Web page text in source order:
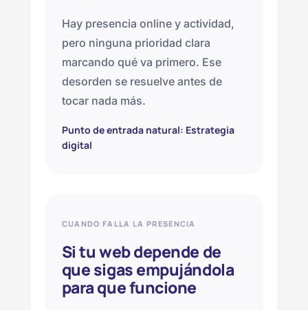
Hay presencia online y actividad,
pero ninguna prioridad clara
marcando qué va primero. Ese
desorden se resuelve antes de
tocar nada más.
Punto de entrada natural: Estrategia
digital
CUANDO FALLA LA PRESENCIA
Si tu web depende de
que sigas empujándola
para que funcione